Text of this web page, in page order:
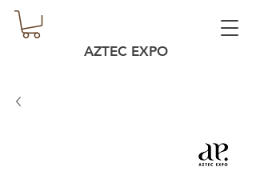
AZTEC EXPO